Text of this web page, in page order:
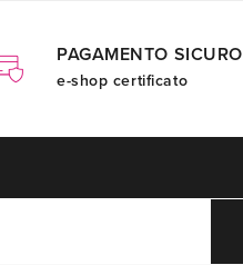
PAGAMENTO SICURO
e-shop certificato